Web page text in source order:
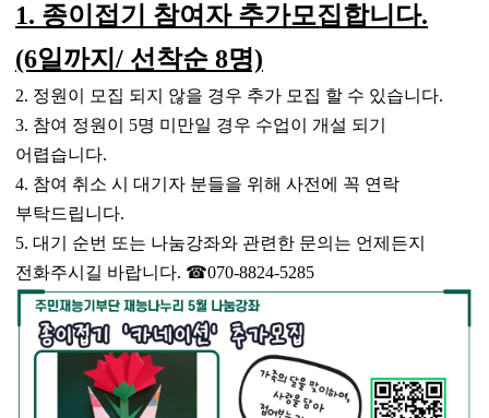
1. 종이접기 참여자 추가모집합니다.
(6일까지/ 선착순 8명)
2. 정원이 모집 되지 않을 경우 추가 모집 할 수 있습니다.
3. 참여 정원이 5명 미만일 경우 수업이 개설 되기
어렵습니다.
4. 참여 취소 시 대기자 분들을 위해 사전에 꼭 연락
부탁드립니다.
5. 대기 순번 또는 나눔강좌와 관련한 문의는 언제든지
전화주시길 바랍니다. ☎070-8824-5285